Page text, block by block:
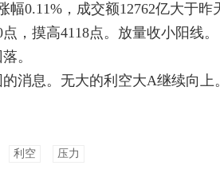
0.11%，成交额12762亿大于昨
摸高4118点。放量收小阳线。
。
息。无大的利空大A继续向上。
利空 压力